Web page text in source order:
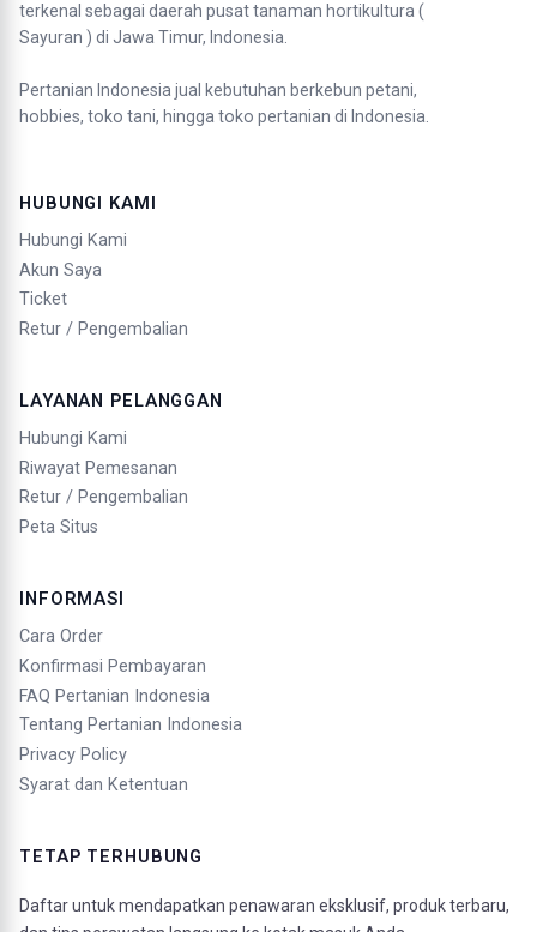
terkenal sebagai daerah pusat tanaman hortikultura (
Sayuran ) di Jawa Timur, Indonesia.
Pertanian Indonesia jual kebutuhan berkebun petani,
hobbies, toko tani, hingga toko pertanian di Indonesia.
HUBUNGI KAMI
Hubungi Kami
Akun Saya
Ticket
Retur / Pengembalian
LAYANAN PELANGGAN
Hubungi Kami
Riwayat Pemesanan
Retur / Pengembalian
Peta Situs
INFORMASI
Cara Order
Konfirmasi Pembayaran
FAQ Pertanian Indonesia
Tentang Pertanian Indonesia
Privacy Policy
Syarat dan Ketentuan
TETAP TERHUBUNG
Daftar untuk mendapatkan penawaran eksklusif, produk terbaru,